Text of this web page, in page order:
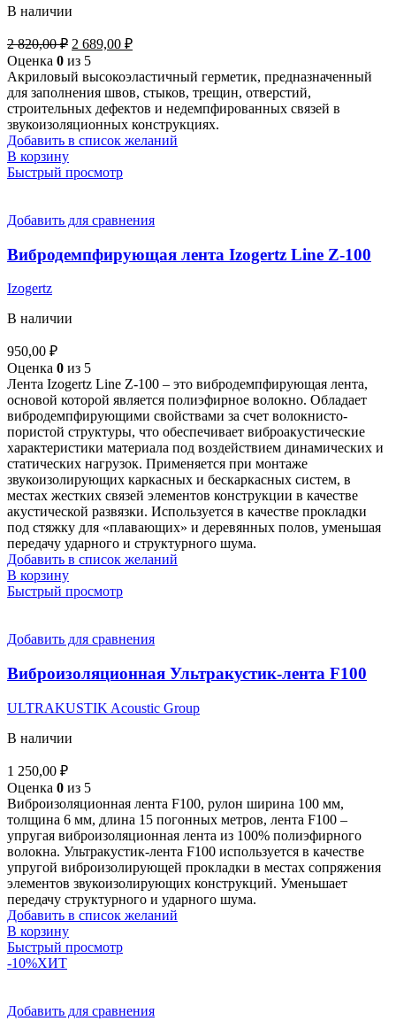
В наличии
2 820,00₽ Первоначальная
цена
составляла
2
820,00 ₽.
2 689,00 ₽Текущая
2
689,00 ₽.
Оценка 0 из 5
Акриловый высокоэластичный герметик, предназначенный
для заполнения швов, стыков, трещин, отверстий,
строительных дефектов и недемпфированных связей в
звукоизоляционных конструкциях.
Добавить в список желаний
В корзину
Быстрый просмотр
Добавить для сравнения
Вибродемпфирующая лента Izogertz Line Z-100
Izogertz
В наличии
950,00 ₽
Оценка 0 из 5
Лента Izogertz Line Z-100 – это вибродемпфирующая лента,
основой которой является полиэфирное волокно. Обладает
вибродемпфирующими свойствами за счет волокнисто-
пористой структуры, что обеспечивает виброакустические
характеристики материала под воздействием динамических и
статических нагрузок. Применяется при монтаже
звукоизолирующих каркасных и бескаркасных систем, в
местах жестких связей элементов конструкции в качестве
акустической развязки. Используется в качестве прокладки
под стяжку для «плавающих» и деревянных полов, уменьшая
передачу ударного и структурного шума.
Добавить в список желаний
В корзину
Быстрый просмотр
Добавить для сравнения
Виброизоляционная Ультракустик-лента F100
ULTRAKUSTIK Acoustic Group
В наличии
1 250,00 ₽
Оценка 0 из 5
Виброизоляционная лента F100, рулон ширина 100 мм,
толщина 6 мм, длина 15 погонных метров, лента F100 –
упругая виброизоляционная лента из 100% полиэфирного
волокна. Ультракустик-лента F100 используется в качестве
упругой виброизолирующей прокладки в местах сопряжения
элементов звукоизолирующих конструкций. Уменьшает
передачу структурного и ударного шума.
Добавить в список желаний
В корзину
Быстрый просмотр
-10%ХИТ
Добавить для сравнения